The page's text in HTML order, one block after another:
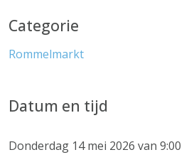
Categorie
Rommelmarkt
Datum en tijd
Donderdag 14 mei 2026 van